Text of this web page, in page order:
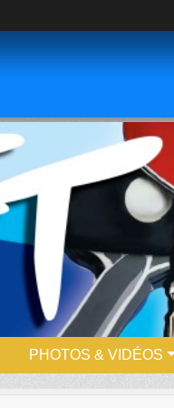
PHOTOS & VIDÉOS